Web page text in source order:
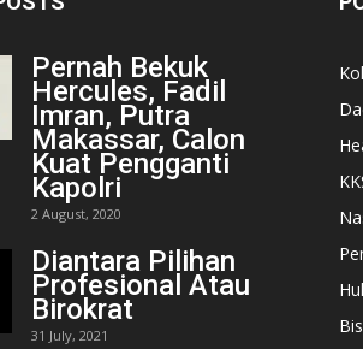
Pernah Bekuk
Hercules, Fadil
Imran, Putra
Makassar, Calon
Kuat Pengganti
Kapolri
2 August, 2020
Diantara Pilihan
Profesional Atau
Birokrat
31 July, 2021